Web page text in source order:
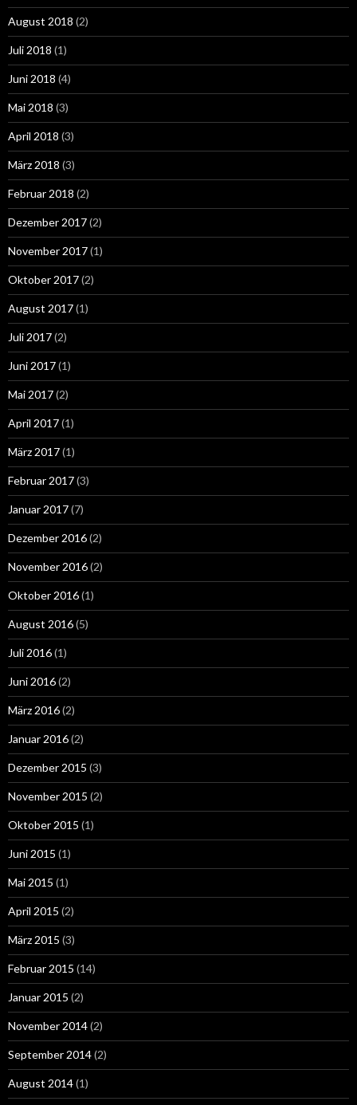
August 2018 (2)
Juli 2018 (1)
Juni 2018 (4)
Mai 2018 (3)
April 2018 (3)
März 2018 (3)
Februar 2018 (2)
Dezember 2017(2)
November 2017(1)
Oktober 2017(2)
August 2017(1)
Juli 2017(2)
Juni 2017(1)
Mai 2017(2)
April 2017(1)
März 2017(1)
Februar 2017(3)
Januar 2017(7)
Dezember 2016(2)
November 2016(2)
Oktober 2016(1)
August 2016(5)
Juli 2016(1)
Juni 2016(2)
März 2016(2)
Januar 2016(2)
Dezember 2015 (3)
November 2015 (2)
Oktober 2015 (1)
Juni 2015 (1)
Mai 2015 (1)
April 2015 (2)
März 2015 (3)
Februar 2015 (14)
Januar 2015 (2)
November 2014(2)
September 2014(2)
August 2014(1)